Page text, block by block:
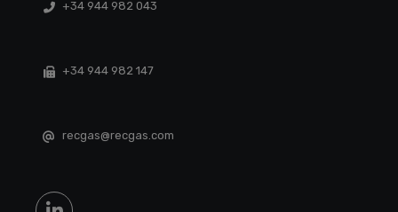
+34 944 982 043
+34 944 982 147
recgas@recgas.com